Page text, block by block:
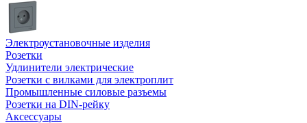
Электроустановочные изделия
Розетки
Удлинители электрические
Розетки с вилками для электроплит
Промышленные силовые разъемы
Розетки на DIN-рейку
Аксессуары